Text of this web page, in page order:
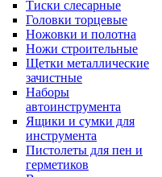
Тиски слесарные
Головки торцевые
Ножовки и полотна
Ножи строительные
Щетки металлические
зачистные
Наборы
автоинструмента
Ящики и сумки для
инструмента
Пистолеты для пен и
герметиков